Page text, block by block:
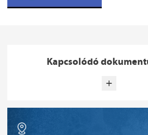
Kapcsolódó